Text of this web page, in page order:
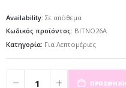
Availability: Σε απόθεμα
Κωδικός προϊόντος: BITNO26A
Κατηγορία: Για Λεπτομέριες